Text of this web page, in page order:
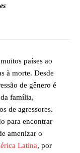
países ao
à morte. Desde
de gênero é
família,
de agressores.
para encontrar
amenizar o
Latina, por